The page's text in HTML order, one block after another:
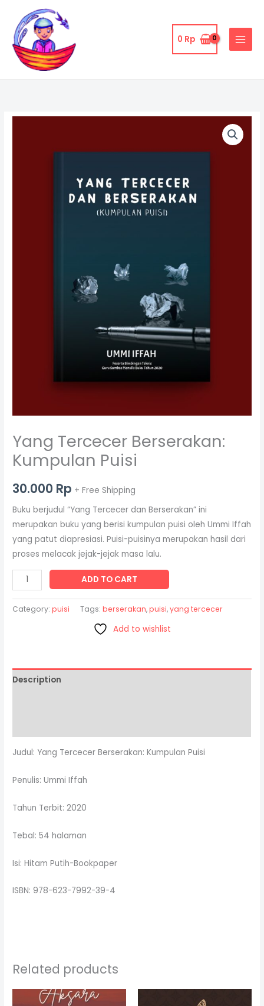
content
0 Rp
Yang Tercecer Berserakan:
Kumpulan Puisi
30.000 Rp + Free Shipping
Buku berjudul “Yang Tercecer dan Berserakan” ini
merupakan buku yang berisi kumpulan puisi oleh Ummi Iffah
yang patut diapresiasi. Puisi-puisinya merupakan hasil dari
proses melacak jejak-jejak masa lalu.
Berserakan:
ADD TO CART
Category:puisi Tags:berserakan,puisi,yang tercecer
Add to wishlist
Description
Judul: Yang Tercecer Berserakan: Kumpulan Puisi
Penulis: Ummi Iffah
Tahun Terbit: 2020
Tebal: 54 halaman
Isi: Hitam Putih-Bookpaper
ISBN: 978-623-7992-39-4
Related products